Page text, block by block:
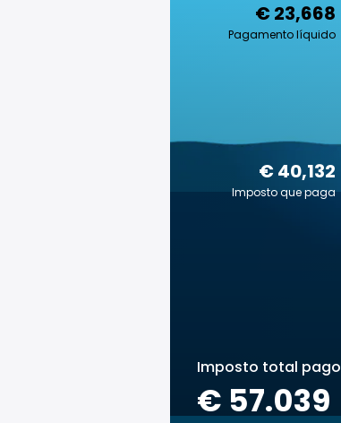
€ 23,668
Pagamento líquido
€ 40,132
Imposto que paga
Imposto total pago
€ 57.039